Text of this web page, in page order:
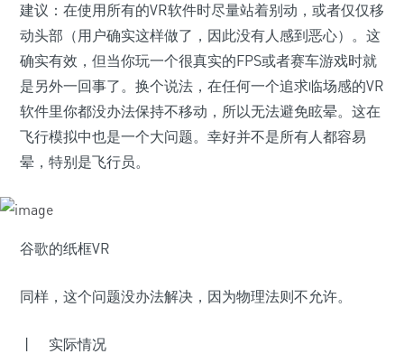
建议：在使用所有的VR软件时尽量站着别动，或者仅仅移
动头部（用户确实这样做了，因此没有人感到恶心）。这
确实有效，但当你玩一个很真实的FPS或者赛车游戏时就
是另外一回事了。换个说法，在任何一个追求临场感的VR
软件里你都没办法保持不移动，所以无法避免眩晕。这在
飞行模拟中也是一个大问题。幸好并不是所有人都容易
晕，特别是飞行员。
谷歌的纸框VR
同样，这个问题没办法解决，因为物理法则不允许。
丨 实际情况